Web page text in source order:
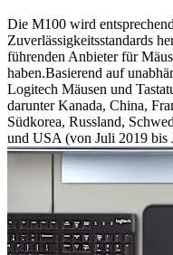
Die M100 wird
Zuverlässigkeitsstandards
führenden Anbieter für
haben.Basierend auf
Logitech Mäusen und
darunter Kanada, China,
Südkorea, Russland,
und USA (von Juli 2019 bis